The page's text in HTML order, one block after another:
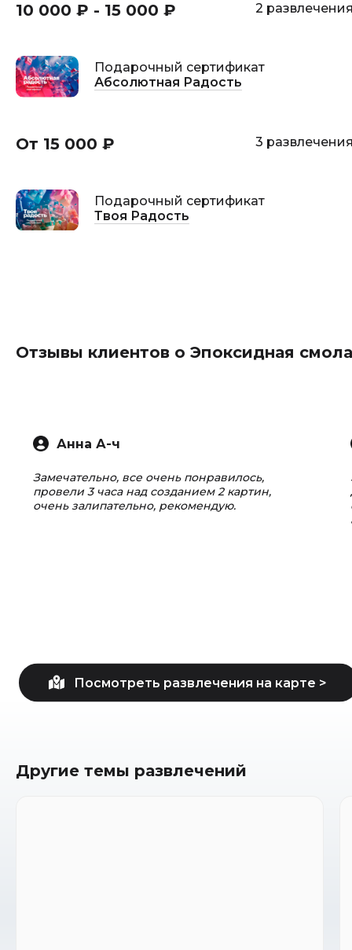
10 000 ₽ - 15 000 ₽ 2
Подарочный сертификат
Абсолютная Радость
От 15 000 ₽ 3
Подарочный сертификат
Твоя Радость
Отзывы клиентов о Эпоксидная смола
Анна А-ч
Замечательно, все очень понравилось,
провели 3 часа над созданием 2 картин,
очень залипательно, рекомендую.
Другие темы развлечений